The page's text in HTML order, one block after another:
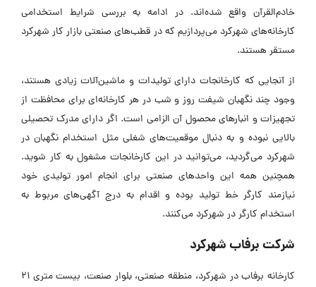
خادم‌القرآن واقع شده‌اند. در ادامه به بررسی شرایط استخدامی
کارخانه‌های شهرکرد می‌پردازیم که در قطب‌های صنعتی بازار کار شهرکرد
مستقر هستند.
از آنجایی که کارخانجات دارای تولیدات و ماشین‌آلات زیادی هستند،
وجود چند نگهبان شیفت روز و شب در هر کارخانه‌ای برای محافظت از
تجهیزات و انبار‌های محصول آن الزامی است. اگر دارای مدرک تحصیلی
بالایی نبوده و به دنبال موقعیت‌های شغلی مثل استخدام نگهبان در
شهرکرد می‌گردید، می‌توانید در این کارخانجات مشغول به کار شوید.
همچنین همه این واحد‌های صنعتی برای انجام امور تولیدی خود
نیازمند کارگر خط تولید بوده و اقدام به درج آگهی‌های مربوط به
استخدام کارگر در شهرکرد می‌کنند.
شرکت برفاب شهرکرد
کارخانه برفاب در شهرکرد، منطقه صنعتی، بلوار صنعت، بیست متری ۲۱